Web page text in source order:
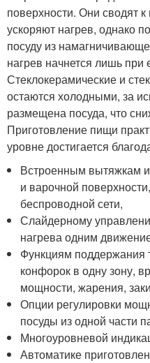
поверхности. Они сводят
ускоряют нагрев, однако
посуду из
нагрев начнется лишь при
Стеклокерамические и
остаются холодными, за
размещена посуда, что
Приготовление пищи
уровне достигается
Встроенным вытяжкам
и варочной
беспроводной сети,
Слайдерному
нагрева одним
Функциям поддержания
конфорок в одну зону,
мощности, жарения,
Опции регулировки
посуды из одной части
Многоуровневой
Автоматике